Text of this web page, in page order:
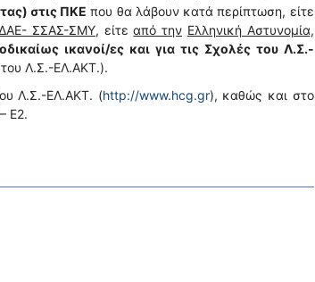
στις ΠΚΕ που θα λάβουν κατά περίπτωση, είτε
ΔΑΕ- ΣΣΑΣ-ΣΜΥ, είτεαπό την Ελληνική Αστυνομία,
ικανοί/ες και για τις Σχολές του Λ.Σ.-
του Λ.Σ.-ΕΛ.ΑΚΤ.).
Λ.Σ.-ΕΛ.ΑΚΤ. (http://www.hcg.gr), καθώς και στο
Ε2.